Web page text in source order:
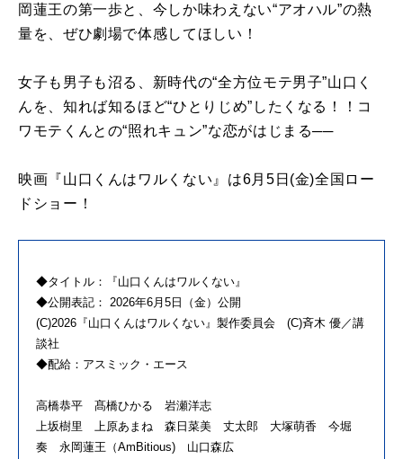
岡蓮王の第一歩と、今しか味わえない“アオハル”の熱
量を、ぜひ劇場で体感してほしい！
女子も男子も沼る、新時代の“全方位モテ男子”山口く
んを、知れば知るほど“ひとりじめ”したくなる！！コ
ワモテくんとの“照れキュン”な恋がはじまる──
映画『山口くんはワルくない』は6月5日(金)全国ロー
ドショー！
◆タイトル：『山口くんはワルくない』
◆公開表記： 2026年6月5日（金）公開
(C)2026『山口くんはワルくない』製作委員会 (C)斉木 優／講
談社
◆配給：アスミック・エース
高橋恭平 髙橋ひかる 岩瀬洋志
上坂樹里 上原あまね 森日菜美 丈太郎 大塚萌香 今堀
奏 永岡蓮王（AmBitious) 山口森広